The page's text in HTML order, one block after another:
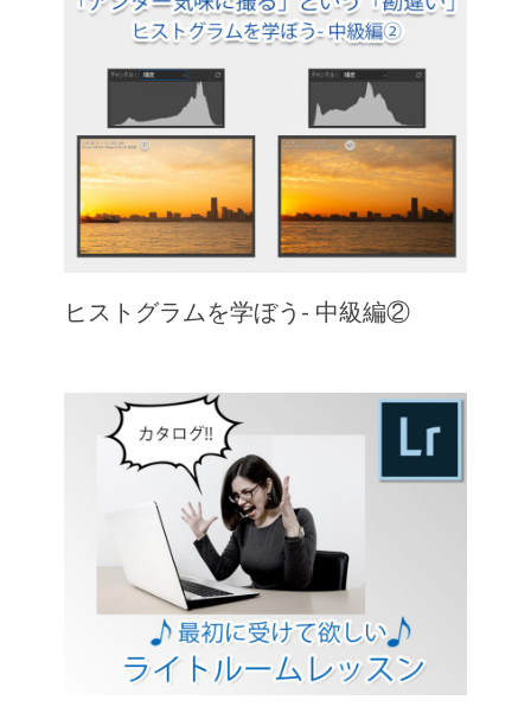
ヒストグラムを学ぼう- 中級編②